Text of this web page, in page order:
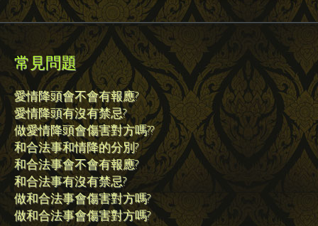
常見問題
愛情降頭會不會有報應?
愛情降頭有沒有禁忌?
做愛情降頭會傷害對方嗎??
和合法事和情降的分別?
和合法事會不會有報應?
和合法事有沒有禁忌?
做和合法事會傷害對方嗎?
做和合法事會傷害對方嗎?